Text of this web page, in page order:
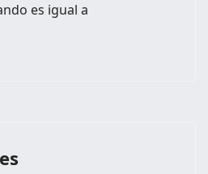
es igual a